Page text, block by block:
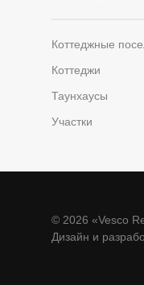
Коттеджные
Коттеджи
Таунхаусы
Участки
© 2026 «Vesco
Дизайн и